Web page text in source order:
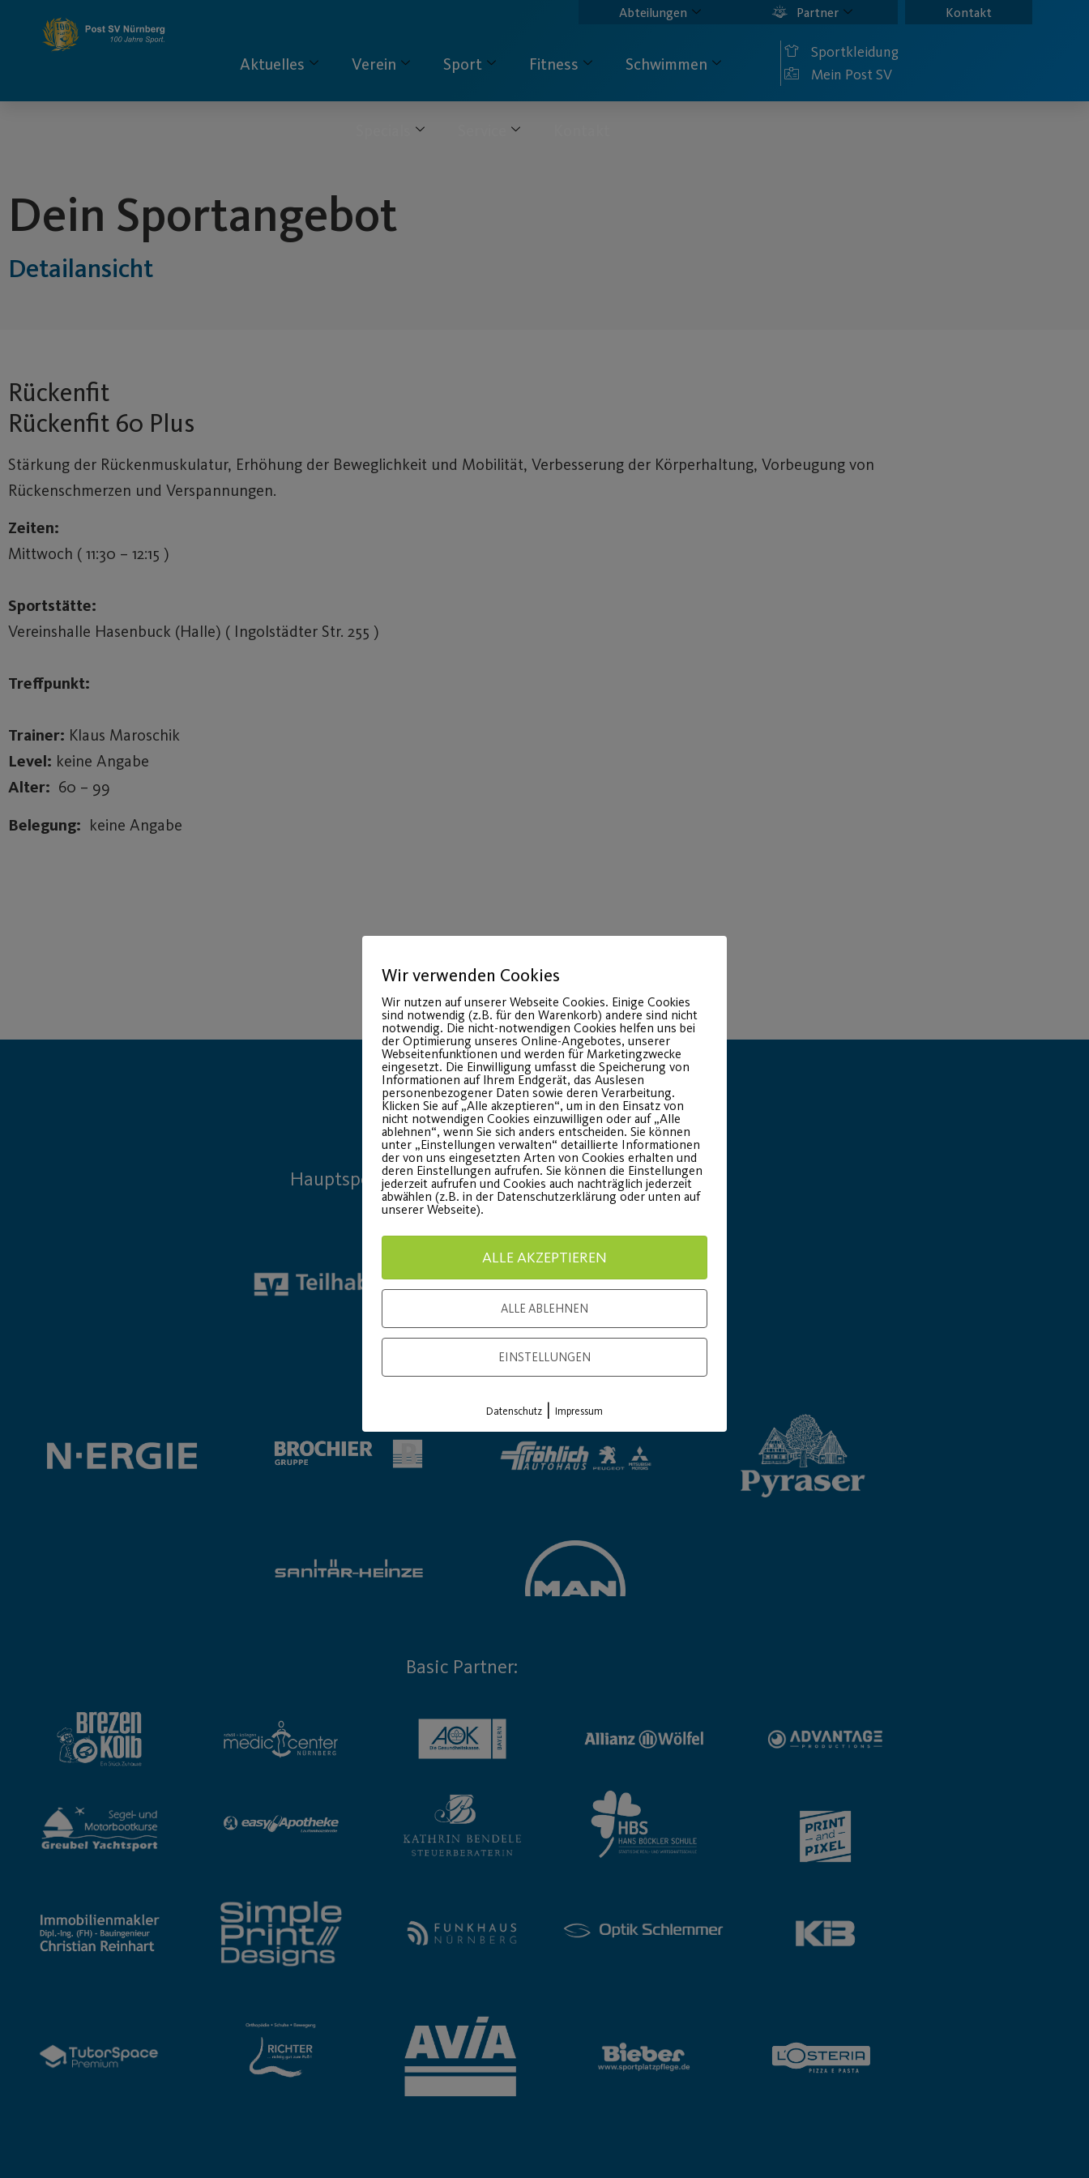
springen
Abteilungen Partner Kontakt
Aktuelles Verein Sport Fitness Schwimmen
Sportkleidung
Mein Post SV
Dein Sportangebot
Detailansicht
Rückenfit
Rückenfit 60 Plus
Stärkung der Rückenmuskulatur, Erhöhung der Beweglichkeit und Mobilität, Verbesserung der Körperhaltung, Vorbeugung von
Rückenschmerzen und Verspannungen.
Zeiten:
Mittwoch ( 11:30 – 12:15 )
Sportstätte:
Vereinshalle Hasenbuck (Halle) ( Ingolstädter Str. 255 )
Treffpunkt:
Trainer: Klaus Maroschik
Level: keine Angabe
Alter: 60 – 99
Belegung: keine Angabe
Hauptsponsor Generalausrüster
Premium Partner:
Basic Partner:
Wir verwenden Cookies
Wir nutzen auf unserer Webseite Cookies. Einige Cookies
sind notwendig (z.B. für den Warenkorb) andere sind nicht
notwendig. Die nicht-notwendigen Cookies helfen uns bei
der Optimierung unseres Online-Angebotes, unserer
Webseitenfunktionen und werden für Marketingzwecke
eingesetzt. Die Einwilligung umfasst die Speicherung von
Informationen auf Ihrem Endgerät, das Auslesen
personenbezogener Daten sowie deren Verarbeitung.
Klicken Sie auf „Alle akzeptieren“, um in den Einsatz von
nicht notwendigen Cookies einzuwilligen oder auf „Alle
ablehnen“, wenn Sie sich anders entscheiden. Sie können
unter „Einstellungen verwalten“ detaillierte Informationen
der von uns eingesetzten Arten von Cookies erhalten und
deren Einstellungen aufrufen. Sie können die Einstellungen
jederzeit aufrufen und Cookies auch nachträglich jederzeit
abwählen (z.B. in der Datenschutzerklärung oder unten auf
unserer Webseite).
ALLE AKZEPTIEREN
ALLE ABLEHNEN
EINSTELLUNGEN
Datenschutz | Impressum